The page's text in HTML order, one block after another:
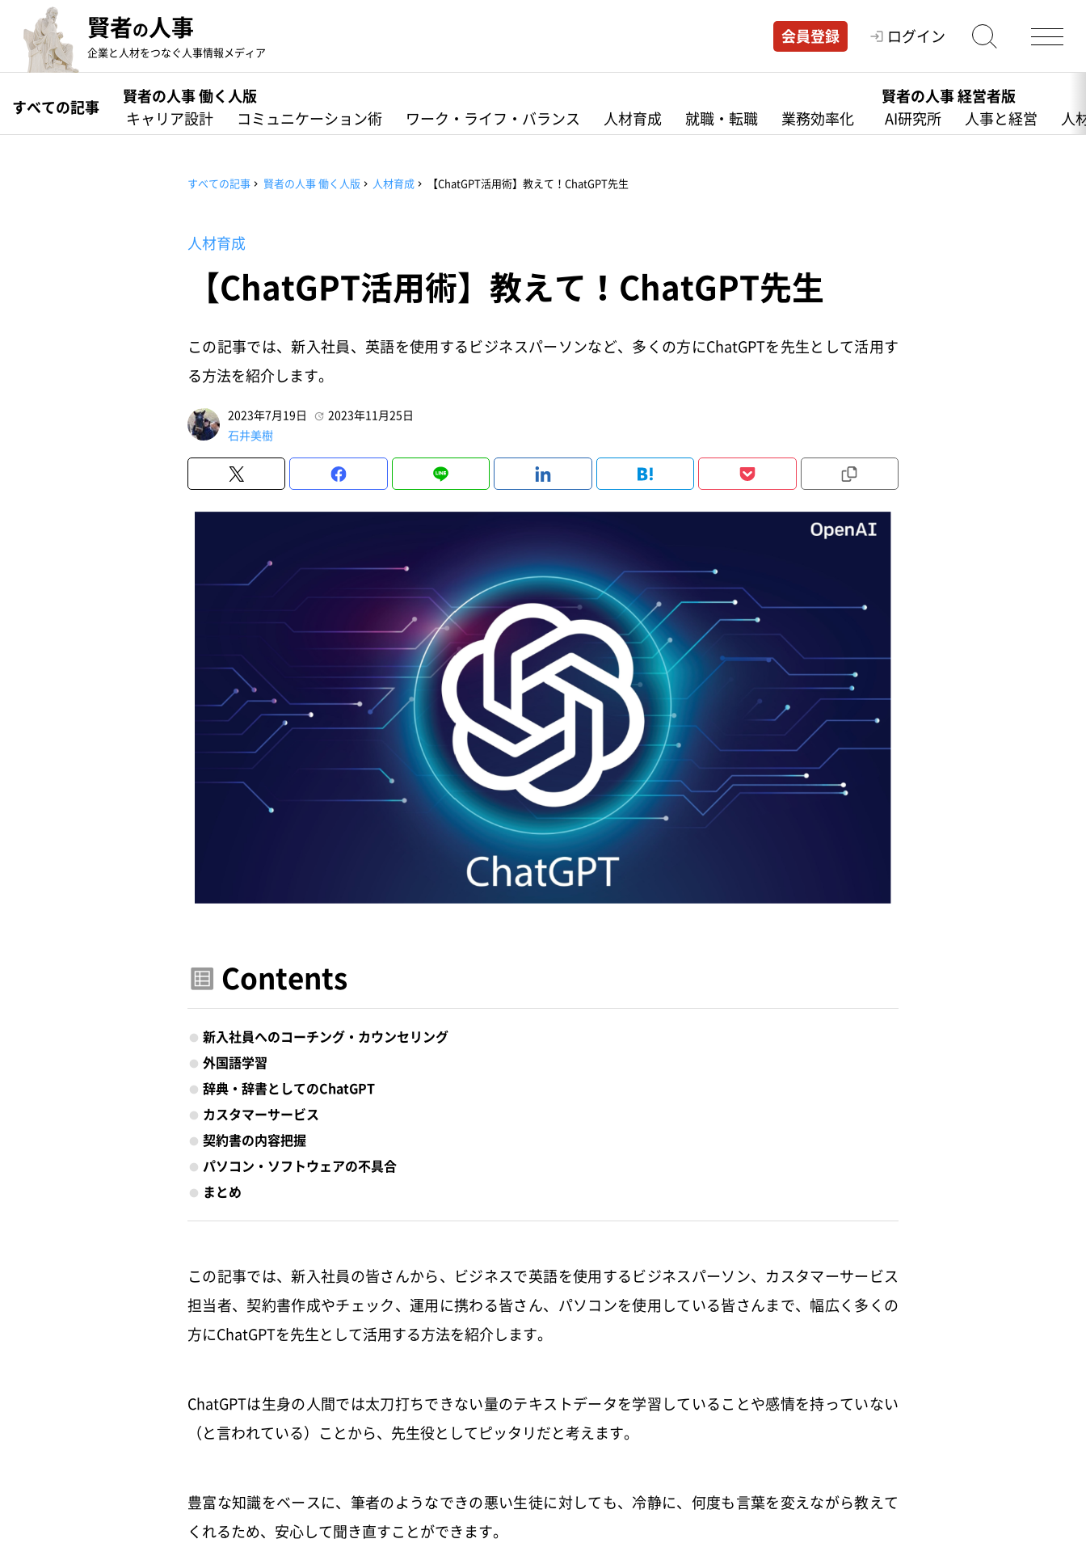
賢者の人事
企業と人材をつなぐ人事情報メディア
会員登録 ログイン
すべての記事
賢者の人事 働く人版
キャリア設計
コミュニケーション術 ワーク・ライフ・バランス 人材育成 就職・転職 業務効率化
賢者の人事 経営者版
AI研究所
人事と経営 人
すべての記事 賢者の人事 働く人版 人材育成 【ChatGPT活用術】教えて！ChatGPT先生
人材育成
【ChatGPT活用術】教えて！ChatGPT先生
この記事では、新入社員、英語を使用するビジネスパーソンなど、多くの方にChatGPTを先生として活用す
る方法を紹介します。
2023年7月19日
2023年11月25日
石井美樹
Contents
新入社員へのコーチング・カウンセリング
外国語学習
辞典・辞書としてのChatGPT
カスタマーサービス
契約書の内容把握
パソコン・ソフトウェアの不具合
まとめ
この記事では、新入社員の皆さんから、ビジネスで英語を使用するビジネスパーソン、カスタマーサービス
担当者、契約書作成やチェック、運用に携わる皆さん、パソコンを使用している皆さんまで、幅広く多くの
方にChatGPTを先生として活用する方法を紹介します。
ChatGPTは生身の人間では太刀打ちできない量のテキストデータを学習していることや感情を持っていない
（と言われている）ことから、先生役としてピッタリだと考えます。
豊富な知識をベースに、筆者のようなできの悪い生徒に対しても、冷静に、何度も言葉を変えながら教えて
くれるため、安心して聞き直すことができます。